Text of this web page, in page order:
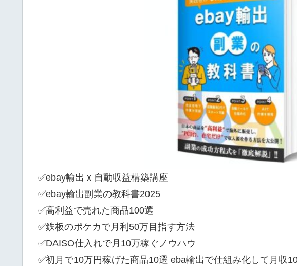
✅ebay輸出 x 自動収益構築講座
✅ebay輸出副業の教科書2025
✅高利益で売れた商品100選
✅鉄板のポケカで月利50万目指す方法
✅DAISO仕入れで月10万稼ぐノウハウ
✅初月で10万円稼げた商品10選 eba輸出で仕組み化して月収